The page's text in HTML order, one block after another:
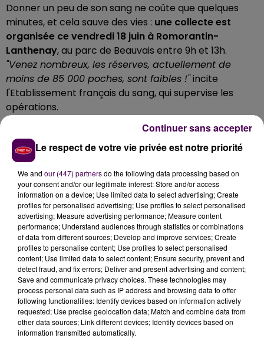
Donner un peu de son sang ne coûte que quelques
minutes, et cela sauve des vies : une collecte est
organisée ce vendredi 18 juin à Romorantin-
Lanthenay, au parc de Beauvais entre 9h et 13h.
"Venez nombreux, les réserves, actuellement de
moins de 85 000 poches, sont faibles !"incite
l'Etablissement français du sang, qui supervise les
opérations.
RÉSERVATION AU PRÉALABLE
Situation sanitaire oblige, il faut préalablement
réserver un créneau -démarche réalisable très
simplementen ligne- afin d'être accueilli en toute
sécurité sur place. Pour être autorisé à offrir
quelques-uns de ses globules, rappelons par ailleurs
que plusieurs conditions s'imposent, notammentêtre
âgé de 18 à 70 ans et peser plus de 50 kilos.
Le respect de votre vie privée est notre priorité
We and our (447) partnersdo the following data processing based on
your consent and/or our legitimate interest: Store and/or access
information on a device; Use limited data to select advertising; Create
profiles for personalised advertising; Use profiles to select personalised
advertising; Measure advertising performance; Measure content
performance; Understand audiences through statistics or combinations
of data from different sources; Develop and improve services; Create
profiles to personalise content; Use profiles to select personalised
content; Use limited data to select content; Ensure security, prevent and
detect fraud, and fix errors; Deliver and present advertising and content;
Save and communicate privacy choices. These technologies may
process personal data such as IP address and browsing data to offer
following functionalities: Identify devices based on information actively
requested; Use precise geolocation data; Match and combine data from
other data sources; Link different devices; Identify devices based on
information transmitted automatically.
Continuer sans accepter